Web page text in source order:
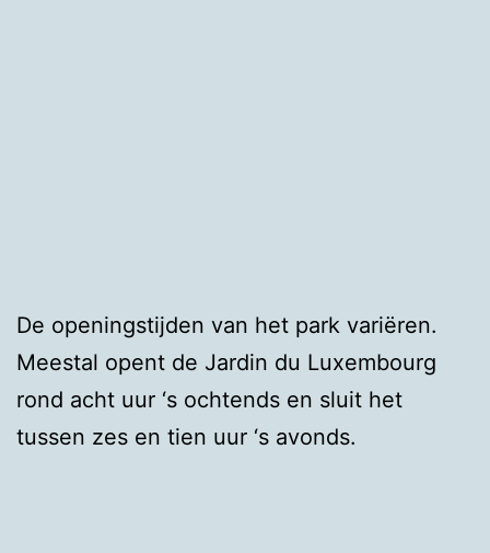
De openingstijden van het park variëren.
Meestal opent de Jardin du Luxembourg
rond acht uur ‘s ochtends en sluit het
tussen zes en tien uur ‘s avonds.